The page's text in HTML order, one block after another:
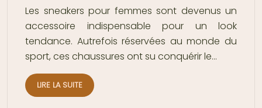
Les sneakers pour femmes sont devenus un
accessoire indispensable pour un look
tendance. Autrefois réservées au monde du
sport, ces chaussures ont su conquérir le…
LIRE LA SUITE